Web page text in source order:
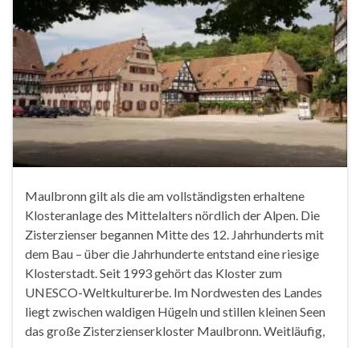
Maulbronn gilt als die am vollständigsten erhaltene
Klosteranlage des Mittelalters nördlich der Alpen. Die
Zisterzienser begannen Mitte des 12. Jahrhunderts mit
dem Bau – über die Jahrhunderte entstand eine riesige
Klosterstadt. Seit 1993 gehört das Kloster zum
UNESCO-Weltkulturerbe. Im Nordwesten des Landes
liegt zwischen waldigen Hügeln und stillen kleinen Seen
das große Zisterzienserkloster Maulbronn. Weitläufig,